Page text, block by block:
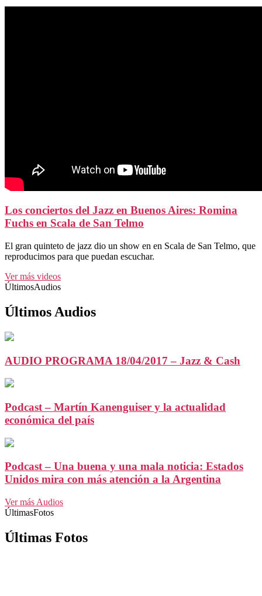
Los conciertos del Jazz en Buenos Aires: Romina
Fuchs en Scala de San Telmo
El gran quinteto de jazz dio un show en en Scala de San Telmo, que
reproducimos para que puedan escuchar.
Ver más videos
ÚltimosAudios
Últimos Audios
AUDIO PROGRAMA 18/04/2017 – Jazz & Cash
Podcast – Martín Kanenguiser y la actualidad
económica del país
Podcast – Una buena y una mala noticia: Estados
Unidos mira con más atención a la Argentina
Ver más Audios
ÚltimasFotos
Últimas Fotos